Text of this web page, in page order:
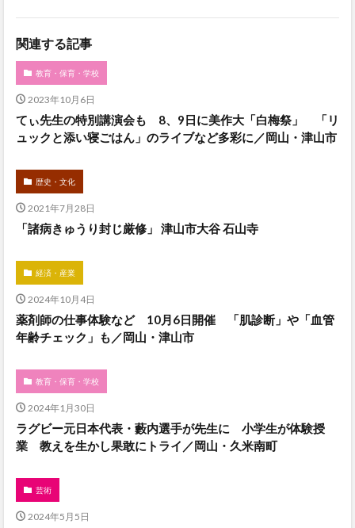
関連する記事
教育・保育・学校
2023年10月6日
てぃ先生の特別講演会も 8、9日に美作大「白梅祭」 「リ
ュックと添い寝ごはん」のライブなど多彩に／岡山・津山市
歴史・文化
2021年7月28日
「諸病きゅうり封じ厳修」 津山市大谷 石山寺
経済・産業
2024年10月4日
薬剤師の仕事体験など 10月6日開催 「肌診断」や「血管
年齢チェック」も／岡山・津山市
教育・保育・学校
2024年1月30日
ラグビー元日本代表・藪内選手が先生に 小学生が体験授
業 教えを生かし果敢にトライ／岡山・久米南町
芸術
2024年5月5日